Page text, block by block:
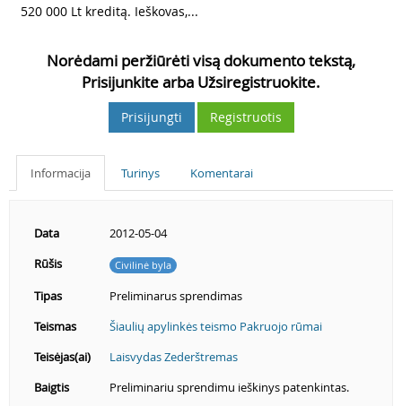
520 000 Lt kreditą. Ieškovas,...
Norėdami peržiūrėti visą dokumento tekstą,
Prisijunkite arba Užsiregistruokite.
Prisijungti Registruotis
Informacija Turinys Komentarai
Data
2012-05-04
Rūšis
Civilinė byla
Tipas
Preliminarus sprendimas
Teismas
Šiaulių apylinkės teismo Pakruojo rūmai
Teisėjas(ai)
Laisvydas Zederštremas
Baigtis
Preliminariu sprendimu ieškinys patenkintas.